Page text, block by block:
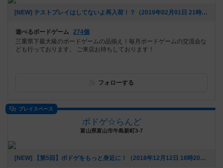
[NEW] テストプレイはしてないよ再入荷！？（2019年02月01日 21時48分）
遊べるボードゲーム 274個
三重県下最大級のボードゲームの品揃え！毎月ボードゲームの交流会な
ども行っております。 ご来店お待ちしております！
フォローする
プレイスペース
ボドゲ☆らんど
富山県富山市牛島新町3-7
[NEW] 【第5回】ボドゲをもっと身近に！（2018年12月12日 18時20分）